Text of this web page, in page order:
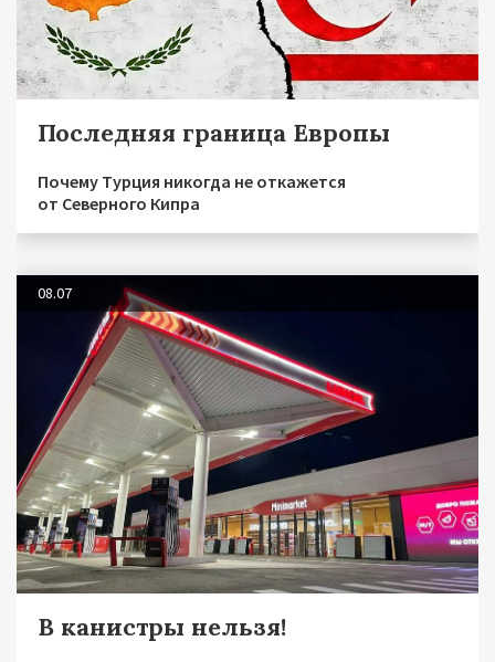
Последняя граница Европы
Почему Турция никогда не откажется
от Северного Кипра
08.07
В канистры нельзя!